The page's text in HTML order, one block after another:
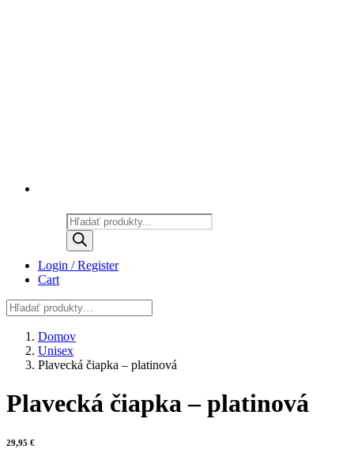
Products
search
Login / Register
Cart
Domov
Unisex
Plavecká čiapka – platinová
Plavecká čiapka – platinová
29,95 €